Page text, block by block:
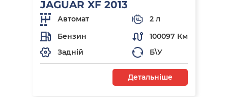
JAGUAR XF 2013
Автомат
2 л
Бензин
100097 Км
Задній
Б\У
Детальніше